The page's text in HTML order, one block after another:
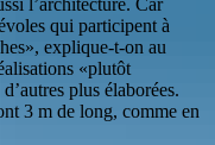
l’architecture. Car
qui participent à
explique-t-on au
«plutôt
plus élaborées.
3 m de long, comme en